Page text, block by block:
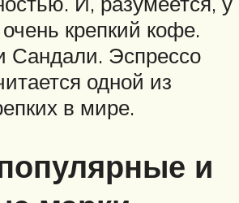
крепкий кофе.
Сандали. Эспрессо
одной из
в мире.
и